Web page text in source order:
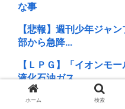
な事
【悲報】週刊少年ジャ
部から急降...
【ＬＰＧ】「イオンモ
液化石油ガス...
【原爆の日】へいわをか
ホーム 検索